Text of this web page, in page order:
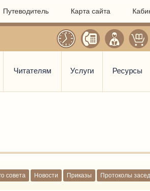
Путеводитель Карта сайта
Читателям Услуги Ресурсы
совета Новости Приказы Протоколы